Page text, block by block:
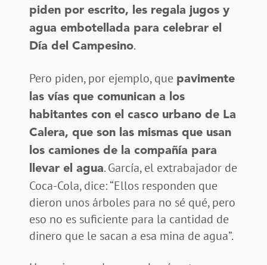
piden por escrito, les regala jugos y
agua embotellada para celebrar el
Día del Campesino.
Pero piden, por ejemplo, que pavimente
las vías que comunican a los
habitantes con el casco urbano de La
Calera, que son las mismas que usan
los camiones de la compañía para
llevar el agua. García, el extrabajador de
Coca-Cola, dice: “Ellos responden que
dieron unos árboles para no sé qué, pero
eso no es suficiente para la cantidad de
dinero que le sacan a esa mina de agua”.